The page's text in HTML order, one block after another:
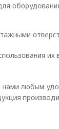
их
нами любым